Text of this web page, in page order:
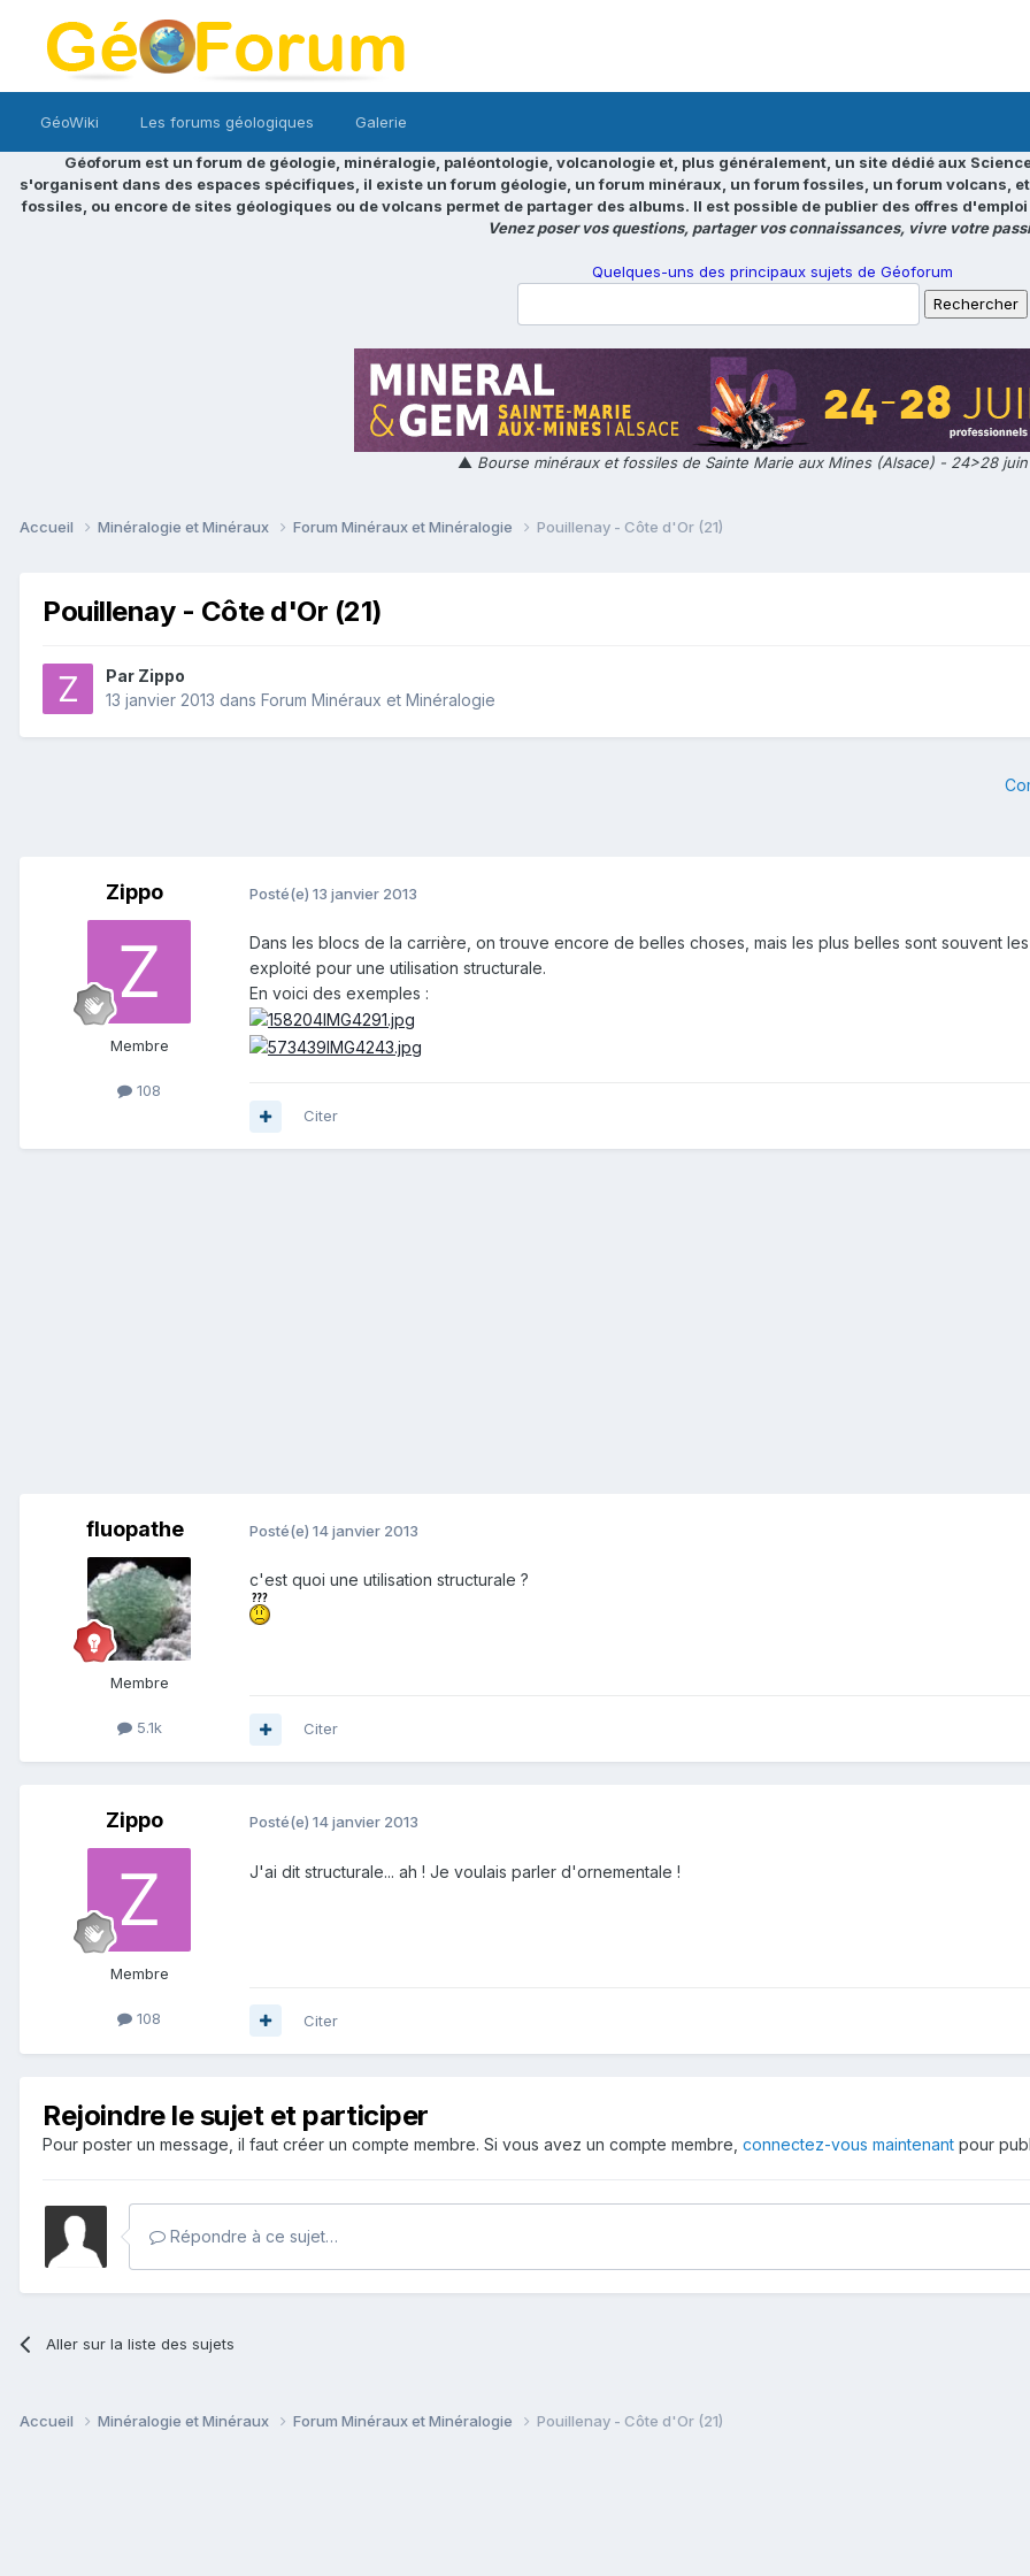
GéoWiki Les forums géologiques Galerie
Géoforum est un forum de géologie, minéralogie, paléontologie, volcanologie et, plus généralement, un site dédié aux
s'organisent dans des espaces spécifiques, il existe un forum géologie, un forum minéraux, un forum fossiles, un forum volcans,
fossiles, ou encore de sites géologiques ou de volcans permet de partager des albums. Il est possible de publier des offres
Venez poser vos questions, partager vos connaissances, vivre votre
Quelques-uns des principaux sujets de Géoforum
▲ Bourse minéraux et fossiles de Sainte Marie aux Mines (Alsace) - 24>28
Accueil Minéralogie et Minéraux Forum Minéraux et Minéralogie Pouillenay - Côte d'Or (21)
Pouillenay - Côte d'Or (21)
Par Zippo
13 janvier 2013 dans Forum Minéraux et Minéralogie
Zippo
Membre
108
Posté(e) 13 janvier 2013
Dans les blocs de la carrière, on trouve encore de belles choses, mais les plus belles sont souvent
exploité pour une utilisation structurale.
En voici des exemples :
Citer
fluopathe
Membre
5.1k
Posté(e) 14 janvier 2013
c'est quoi une utilisation structurale ?
Citer
Zippo
Membre
108
Posté(e) 14 janvier 2013
J'ai dit structurale... ah ! Je voulais parler d'ornementale !
Citer
Rejoindre le sujet et participer
Pour poster un message, il faut créer un compte membre. Si vous avez un compte membre, connectez-vous maintenant pour
Répondre à ce sujet…
Aller sur la liste des sujets
Accueil Minéralogie et Minéraux Forum Minéraux et Minéralogie Pouillenay - Côte d'Or (21)